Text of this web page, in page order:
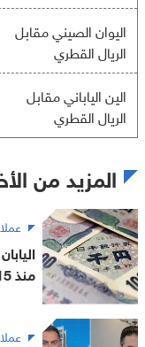
اليوان الصيني مقابل
الريال القطري
الين الياباني مقابل
الريال القطري
المزيد من
منذ 15 عاما